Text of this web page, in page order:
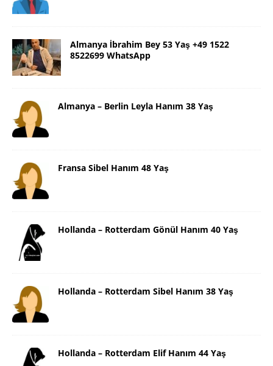
Almanya İbrahim Bey 53 Yaş +49 1522
8522699 WhatsApp
Almanya – Berlin Leyla Hanım 38 Yaş
Fransa Sibel Hanım 48 Yaş
Hollanda – Rotterdam Gönül Hanım 40 Yaş
Hollanda – Rotterdam Sibel Hanım 38 Yaş
Hollanda – Rotterdam Elif Hanım 44 Yaş